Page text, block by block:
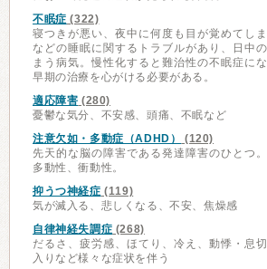
不眠症 (322)
寝つきが悪い、夜中に何度も目が覚めてし
などの睡眠に関するトラブルがあり、日中
まう病気。慢性化すると難治性の不眠症に
早期の治療を心がける必要がある。
適応障害 (280)
憂鬱な気分、不安感、頭痛、不眠など
注意欠如・多動症（ADHD）
(120)
先天的な脳の障害である発達障害のひとつ
多動性、衝動性。
抑うつ神経症 (119)
気が滅入る、悲しくなる、不安、焦燥感
自律神経失調症 (268)
だるさ、疲労感、ほてり、冷え、動悸・息
入りなど様々な症状を伴う